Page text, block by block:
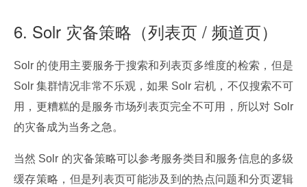
6. Solr 灾备策略（列表页 / 频道页）
Solr 的使用主要服务于搜索和列表页多维度的检索，但是
Solr 集群情况非常不乐观，如果 Solr 宕机，不仅搜索不可
用，更糟糕的是服务市场列表页完全不可用，所以对 Solr
的灾备成为当务之急。
当然 Solr 的灾备策略可以参考服务类目和服务信息的多级
缓存策略，但是列表页可能涉及到的热点问题和分页逻辑